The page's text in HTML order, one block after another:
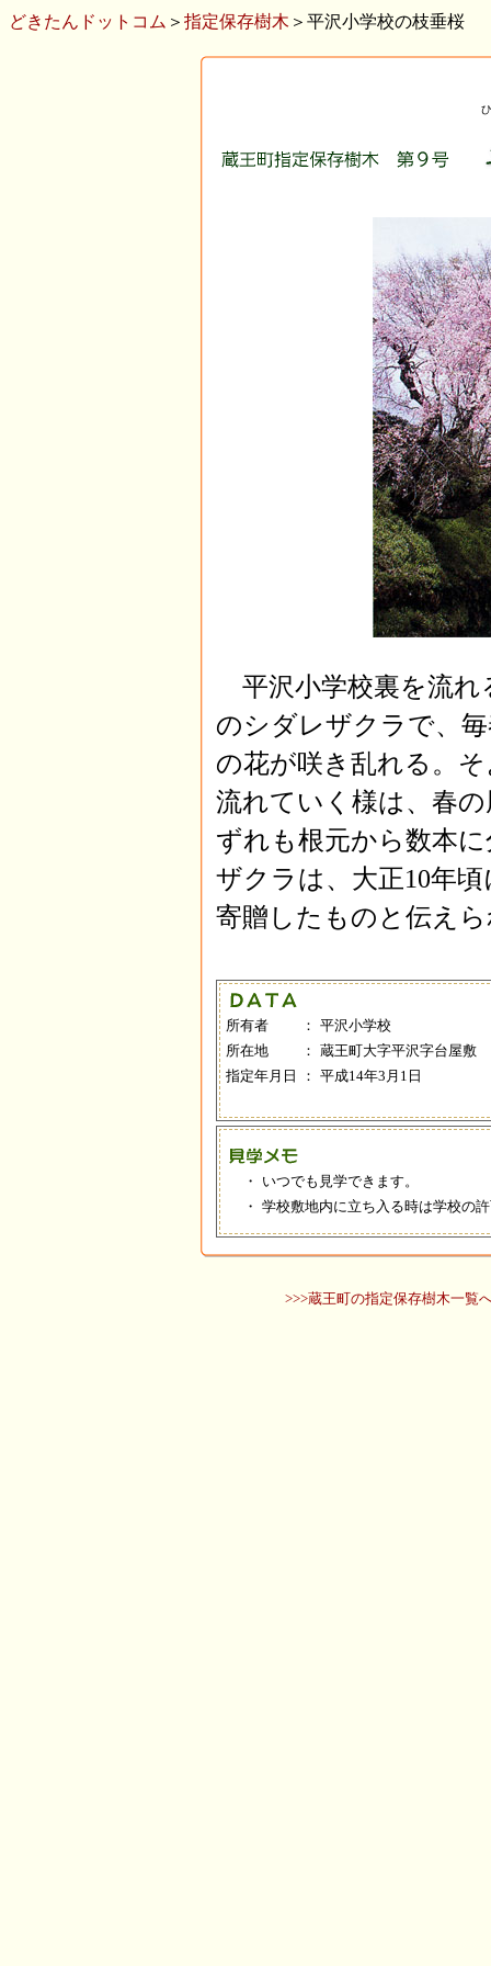
どきたんドットコム ＞ 指定保存樹木 ＞平沢小学校の枝垂桜
平沢小学校裏を流れ
のシダレザクラで、
の花が咲き乱れる。
流れていく様は、春
ずれも根元から数本
ザクラは、大正10年
寄贈したものと伝え
所有者 ： 平沢小学校
所在地
： 蔵王町大字平沢字台屋敷
指定年月日
： 平成14年3月1日
・
いつでも見学できます。
・ 学校敷地内に立ち入る時は学校の
>>>蔵王町の指定保存樹木一覧